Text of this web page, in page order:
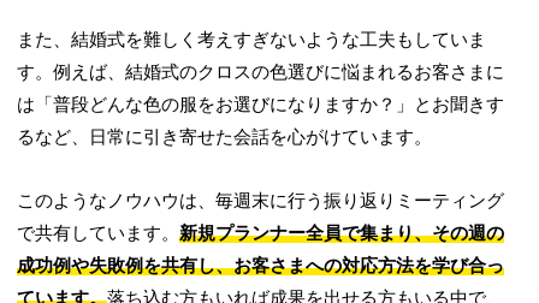
また、結婚式を難しく考えすぎないような工夫もしていま
す。例えば、結婚式のクロスの色選びに悩まれるお客さまに
は「普段どんな色の服をお選びになりますか？」とお聞きす
るなど、日常に引き寄せた会話を心がけています。
このようなノウハウは、毎週末に行う振り返りミーティング
で共有しています。新規プランナー全員で集まり、その週の
成功例や失敗例を共有し、お客さまへの対応方法を学び合っ
ています。落ち込む方もいれば成果を出せる方もいる中で、